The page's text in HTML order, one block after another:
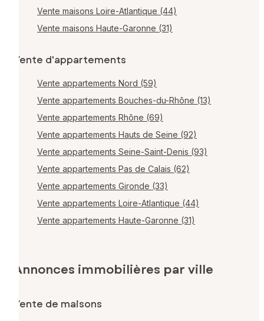
Vente maisons Loire-Atlantique (44)
Vente maisons Haute-Garonne (31)
Vente d'appartements
Vente appartements Nord (59)
Vente appartements Bouches-du-Rhône (13)
Vente appartements Rhône (69)
Vente appartements Hauts de Seine (92)
Vente appartements Seine-Saint-Denis (93)
Vente appartements Pas de Calais (62)
Vente appartements Gironde (33)
Vente appartements Loire-Atlantique (44)
Vente appartements Haute-Garonne (31)
Annonces immobilières par ville
Vente de maisons